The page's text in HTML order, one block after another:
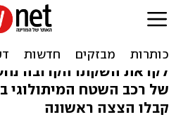
זהו לנד רובר
אצלנו בעוד חצי
לקראת השקתו הקרובה
של רכב השטח המיתולוגי
קבלו הצצה ראשונה